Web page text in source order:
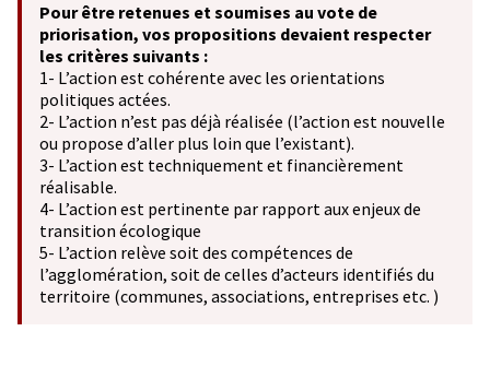
Pour être retenues et soumises au vote de
priorisation, vos propositions devaient respecter
les critères suivants :
1- L’action est cohérente avec les orientations
politiques actées.
2- L’action n’est pas déjà réalisée (l’action est nouvelle
ou propose d’aller plus loin que l’existant).
3- L’action est techniquement et financièrement
réalisable.
4- L’action est pertinente par rapport aux enjeux de
transition écologique
5- L’action relève soit des compétences de
l’agglomération, soit de celles d’acteurs identifiés du
territoire (communes, associations, entreprises etc. )